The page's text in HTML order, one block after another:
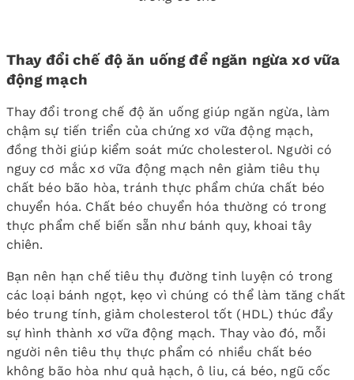
Thay đổi chế độ ăn uống để ngăn ngừa xơ vữa
động mạch
Thay đổi trong chế độ ăn uống giúp ngăn ngừa, làm
chậm sự tiến triển của chứng xơ vữa động mạch,
đồng thời giúp kiểm soát mức cholesterol. Người có
nguy cơ mắc xơ vữa động mạch nên giảm tiêu thụ
chất béo bão hòa, tránh thực phẩm chứa chất béo
chuyển hóa. Chất béo chuyển hóa thường có trong
thực phẩm chế biến sẵn như bánh quy, khoai tây
chiên.
Bạn nên hạn chế tiêu thụ đường tinh luyện có trong
các loại bánh ngọt, kẹo vì chúng có thể làm tăng chất
béo trung tính, giảm cholesterol tốt (HDL) thúc đẩy
sự hình thành xơ vữa động mạch. Thay vào đó, mỗi
người nên tiêu thụ thực phẩm có nhiều chất béo
không bão hòa như quả hạch, ô liu, cá béo, ngũ cốc